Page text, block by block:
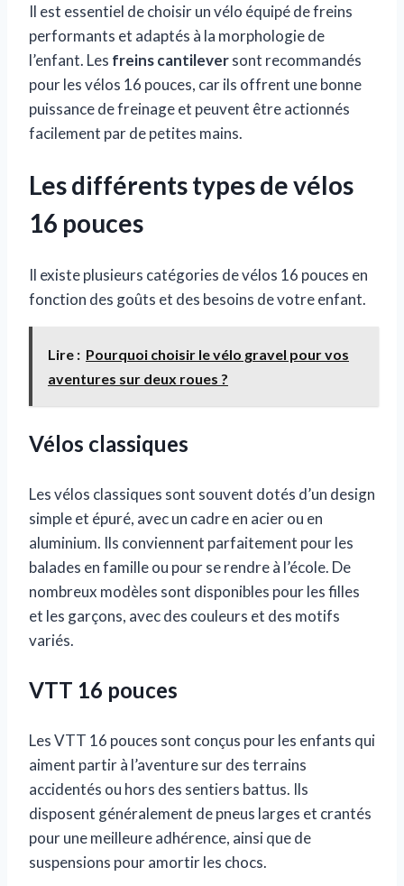
Il est essentiel de choisir un vélo équipé de freins
performants et adaptés à la morphologie de
l’enfant. Les freins cantileversont recommandés
pour les vélos 16 pouces, car ils offrent une bonne
puissance de freinage et peuvent être actionnés
facilement par de petites mains.
Les différents types de vélos
16 pouces
Il existe plusieurs catégories de vélos 16 pouces en
fonction des goûts et des besoins de votre enfant.
Lire : Pourquoi choisir le vélo gravel pour vos
aventures sur deux roues ?
Vélos classiques
Les vélos classiques sont souvent dotés d’un design
simple et épuré, avec un cadre en acier ou en
aluminium. Ils conviennent parfaitement pour les
balades en famille ou pour se rendre à l’école. De
nombreux modèles sont disponibles pour les filles
et les garçons, avec des couleurs et des motifs
variés.
VTT 16 pouces
Les VTT 16 pouces sont conçus pour les enfants qui
aiment partir à l’aventure sur des terrains
accidentés ou hors des sentiers battus. Ils
disposent généralement de pneus larges et crantés
pour une meilleure adhérence, ainsi que de
suspensions pour amortir les chocs.